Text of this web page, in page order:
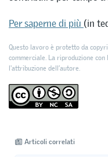
Per saperne di più (in
Questo lavoro è protetto da
commerciale. La riproduzione
l'attribuzione dell’autore.
Articoli correlati